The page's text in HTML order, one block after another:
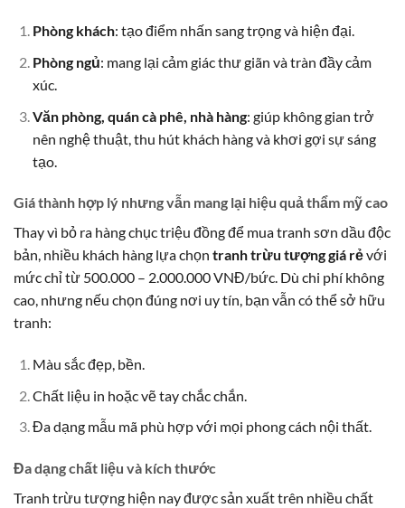
Phòng khách: tạo điểm nhấn sang trọng và hiện đại.
Phòng ngủ: mang lại cảm giác thư giãn và tràn đầy cảm
xúc.
Văn phòng, quán cà phê, nhà hàng: giúp không gian trở
nên nghệ thuật, thu hút khách hàng và khơi gợi sự sáng
tạo.
Giá thành hợp lý nhưng vẫn mang lại hiệu quả thẩm mỹ cao
Thay vì bỏ ra hàng chục triệu đồng để mua tranh sơn dầu độc
bản, nhiều khách hàng lựa chọn tranh trừu tượng giá rẻvới
mức chỉ từ 500.000 – 2.000.000 VNĐ/bức. Dù chi phí không
cao, nhưng nếu chọn đúng nơi uy tín, bạn vẫn có thể sở hữu
tranh:
Màu sắc đẹp, bền.
Chất liệu in hoặc vẽ tay chắc chắn.
Đa dạng mẫu mã phù hợp với mọi phong cách nội thất.
Đa dạng chất liệu và kích thước
Tranh trừu tượng hiện nay được sản xuất trên nhiều chất